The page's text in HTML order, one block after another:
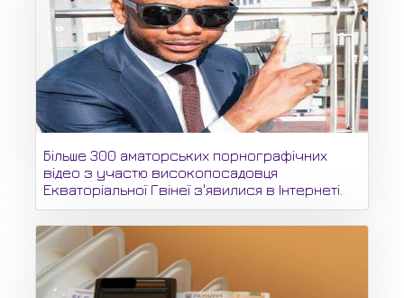
Більше 300 аматорських порнографічних
відео з участю високопосадовця
Екваторіальної Гвінеї з'явилися в Інтернеті.